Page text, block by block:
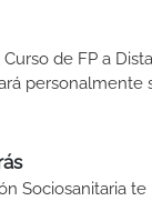
de FP a
personalmente
Sociosanitaria